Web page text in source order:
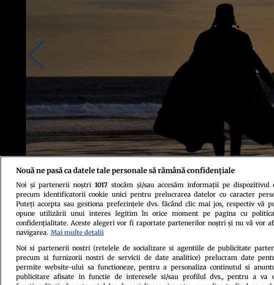
Sursa foto: Profimedia
Politica de confidenţialitate
Nouă ne pasă ca datele tale personale să rămână confidențiale
Noi și partenerii noștri 1017stocăm și/sau accesăm informații pe dispozitivul
precum identificatorii cookie unici pentru prelucrarea datelor cu caracter
Puteți accepta sau gestiona preferințele dvs. făcând clic mai jos, respectiv vă
opune utilizării unui interes legitim în orice moment pe pagina cu
confidențialitate. Aceste alegeri vor fi raportate partenerilor noștri și nu vă vor
navigarea. Mai multe detalii
Noi si partenerii nostri (retelele de socializare si agentiile de publicitate
precum si furnizorii nostri de servicii de date analitice) prelucram date
permite website-ului sa functioneze, pentru a personaliza continutul si
publicitare afisate in functie de interesele si/sau profilul dvs., pentru a va